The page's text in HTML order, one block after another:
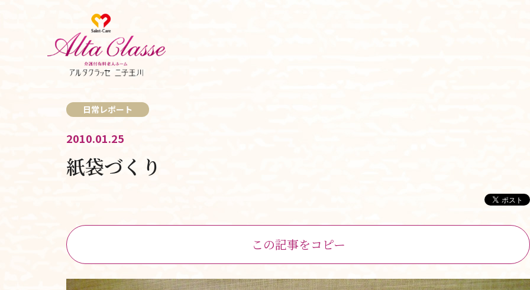
食
チーム体制
日常レポート
2010.01.25
紙袋づくり
この記事をコピー